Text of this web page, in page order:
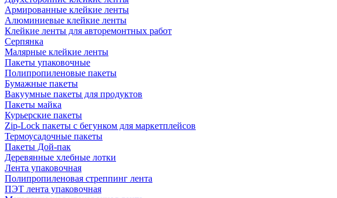
Армированные клейкие ленты
Алюминиевые клейкие ленты
Клейкие ленты для авторемонтных работ
Серпянка
Малярные клейкие ленты
Пакеты упаковочные
Полипропиленовые пакеты
Бумажные пакеты
Вакуумные пакеты для продуктов
Пакеты майка
Курьерские пакеты
Zip-Lock пакеты с бегунком для маркетплейсов
Термоусадочные пакеты
Пакеты Дой-пак
Деревянные хлебные лотки
Лента упаковочная
Полипропиленовая стреппинг лента
ПЭТ лента упаковочная